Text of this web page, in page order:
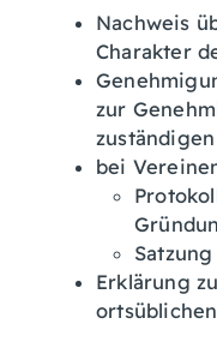
Nachweis
Charakter
zur
bei
Erklärung